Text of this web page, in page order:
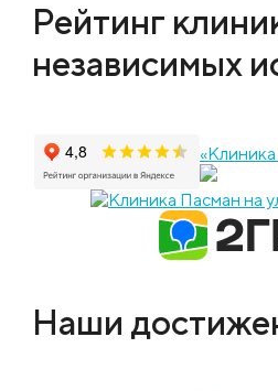
Рейтинг
независимых
Наши